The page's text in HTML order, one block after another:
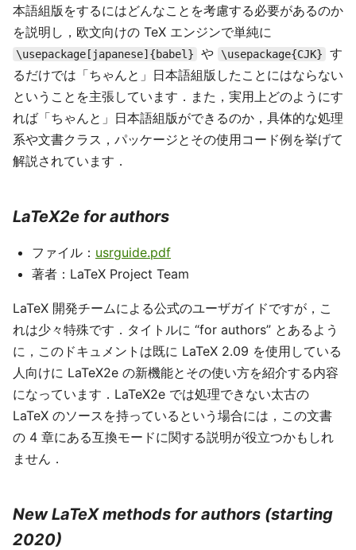
本語組版をするにはどんなことを考慮する必要があるのか
を説明し，欧文向けの TeX エンジンで単純に
\usepackage[japanese]{babel} や \usepackage{CJK}
す
るだけでは「ちゃんと」日本語組版したことにはならない
ということを主張しています．また，実用上どのようにす
れば「ちゃんと」日本語組版ができるのか，具体的な処理
系や文書クラス，パッケージとその使用コード例を挙げて
解説されています．
LaTeX2e for authors
ファイル： usrguide.pdf
著者：LaTeX Project Team
LaTeX 開発チームによる公式のユーザガイドですが，こ
れは少々特殊です．タイトルに “for authors” とあるよう
に，このドキュメントは既に LaTeX 2.09 を使用している
人向けに LaTeX2e の新機能とその使い方を紹介する内容
になっています．LaTeX2e では処理できない太古の
LaTeX のソースを持っているという場合には，この文書
の 4 章にある互換モードに関する説明が役立つかもしれ
ません．
New LaTeX methods for authors (starting
2020)